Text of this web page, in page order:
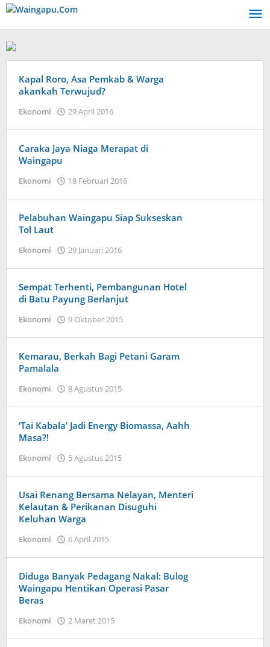
Lewati
konten
Kapal Roro, Asa Pemkab & Warga
akankah Terwujud?
Ekonomi 29 April 2016
Caraka Jaya Niaga Merapat di
Waingapu
Ekonomi 18 Februari 2016
Pelabuhan Waingapu Siap Sukseskan
Tol Laut
Ekonomi 29 Januari 2016
Sempat Terhenti, Pembangunan Hotel
di Batu Payung Berlanjut
Ekonomi 9 Oktober 2015
Kemarau, Berkah Bagi Petani Garam
Pamalala
Ekonomi 8 Agustus 2015
‘Tai Kabala’ Jadi Energy Biomassa, Aahh
Masa?!
Ekonomi 5 Agustus 2015
Usai Renang Bersama Nelayan, Menteri
Kelautan & Perikanan Disuguhi
Keluhan Warga
Ekonomi 6 April 2015
Diduga Banyak Pedagang Nakal: Bulog
Waingapu Hentikan Operasi Pasar
Beras
Ekonomi 2 Maret 2015